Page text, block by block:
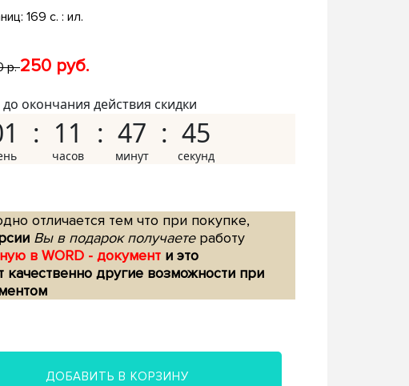
169 с. : ил.
р.250 руб.
до окончания действия скидки
11 47 44
отличается тем что при покупке,
Вы в подарок получаетеработу
в WORD - документ и это
качественно другие возможности при
ДОБАВИТЬ В КОРЗИНУ